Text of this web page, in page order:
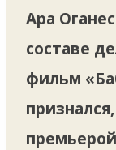
Ара
составе
фильм